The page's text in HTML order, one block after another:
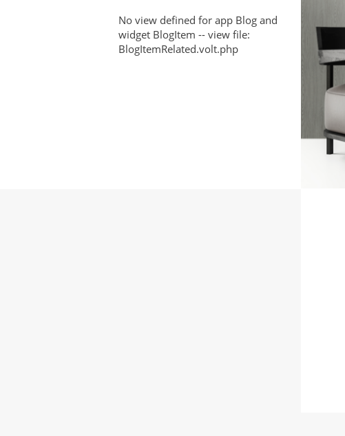
No view defined for app Blog and
widget BlogItem -- view file:
BlogItemRelated.volt.php